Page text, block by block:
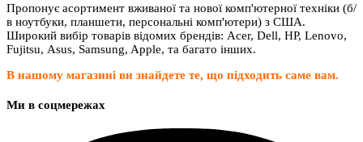
Пропонує асортимент вживаної та нової комп'ютерної техніки (б/
в ноутбуки, планшети, персональні комп'ютери) з США.
Широкий вибір товарів відомих брендів: Acer, Dell, HP, Lenovo,
Fujitsu, Asus, Samsung, Apple, та багато інших.
В нашому магазині ви знайдете те, що підходить саме вам.
Ми в соцмережах